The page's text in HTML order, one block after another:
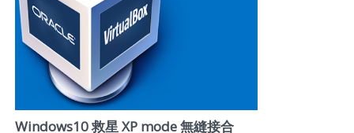
Windows10 救星 XP mode 無縫接合